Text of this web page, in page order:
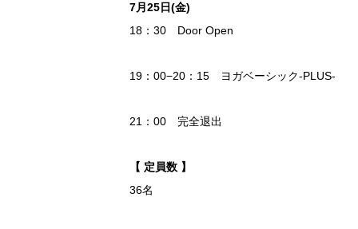
7月25日(金)
18：30 Door Open
19：00−20：15 ヨガベーシック-PLUS-
21：00 完全退出
【 定員数 】
36名